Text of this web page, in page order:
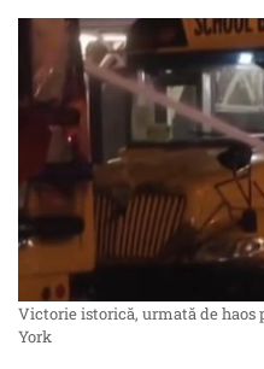
Victorie istorică, urmată de
York